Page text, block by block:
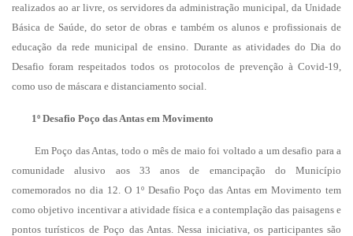
realizados ao ar livre, os servidores da administração municipal, da Unidade
Básica de Saúde, do setor de obras e também os alunos e profissionais de
educação da rede municipal de ensino. Durante as atividades do Dia do
Desafio foram respeitados todos os protocolos de prevenção à Covid-19,
como uso de máscara e distanciamento social.
1º Desafio Poço das Antas em Movimento
Em Poço das Antas, todo o mês de maio foi voltado a um desafio para a
comunidade alusivo aos 33 anos de emancipação do Município
comemorados no dia 12. O 1º Desafio Poço das Antas em Movimento tem
como objetivo incentivar a atividade física e a contemplação das paisagens e
pontos turísticos de Poço das Antas. Nessa iniciativa, os participantes são